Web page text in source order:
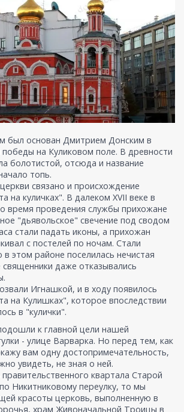
был основан Дмитрием Донским в
победы на Куликовом поле. В древности
болотистой, отсюда и название
топь.
связано и происхождение
на куличках". В далеком XVII веке в
время проведения службы прихожане
"дьявольское" свечение под сводом
стали падать иконы, а прихожан
с постелей по ночам. Стали
в этом районе поселилась нечистая
даже отказывались
Игнашкой, и в ходу появилось
на Кулишках", которое впоследствии
в "кулички".
к главной цели нашей
- улице Варварка. Но перед тем, как
вам одну достопримечательность,
увидеть, не зная о ней.
правительственного квартала Старой
Никитниковому переулку, то мы
красоты церковь, выполненную в
храм Живоначальной Троицы в